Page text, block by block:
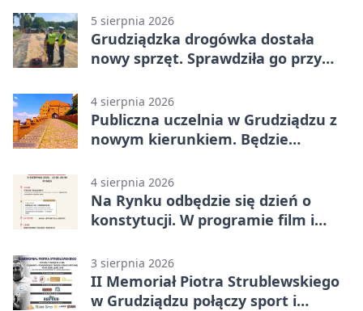
5 sierpnia 2026
Grudziądzka drogówka dostała
nowy sprzęt. Sprawdziła go przy
4 sierpnia 2026
Publiczna uczelnia w Grudziądzu z
nowym kierunkiem. Będzie
4 sierpnia 2026
Na Rynku odbędzie się dzień o
konstytucji. W programie film i
3 sierpnia 2026
II Memoriał Piotra Strublewskiego
w Grudziądzu połączy sport i